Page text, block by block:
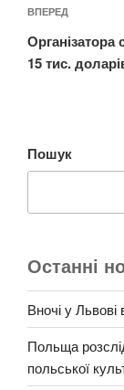
Наступний
запис
ВПЕРЕД
Організатора
15 тис.
Пошук
Останні
Вночі у
Польща
польської